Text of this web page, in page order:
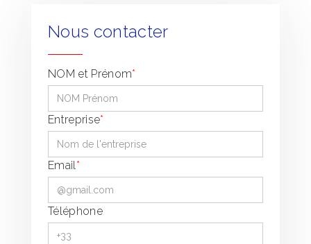
Nous contacter
NOM et Prénom*
Entreprise*
Email*
Téléphone